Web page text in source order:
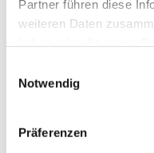
Partner führen diese
weiteren Daten
Notwendig
Präferenzen
Roetgen, das es uns
grüneren und
nachhaltigen
unserem einfachen